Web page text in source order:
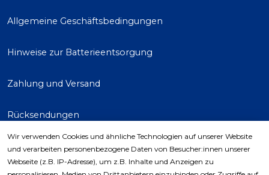
Allgemeine Geschäftsbedingungen
Hinweise zur Batterieentsorgung
Zahlung und Versand
Rücksendungen
Kaufvertrag widerrufen
Wir verwenden Cookies und ähnliche Technologien auf unserer Website
und verarbeiten personenbezogene Daten von Besucher:innen unserer
Webseite (z.B. IP-Adresse), um z.B. Inhalte und Anzeigen zu